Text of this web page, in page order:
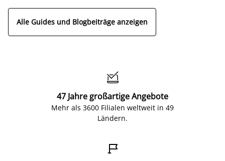
Alle Guides und Blogbeiträge anzeigen

47 Jahre großartige Angebote
Mehr als 3600 Filialen weltweit in 49
Ländern.
